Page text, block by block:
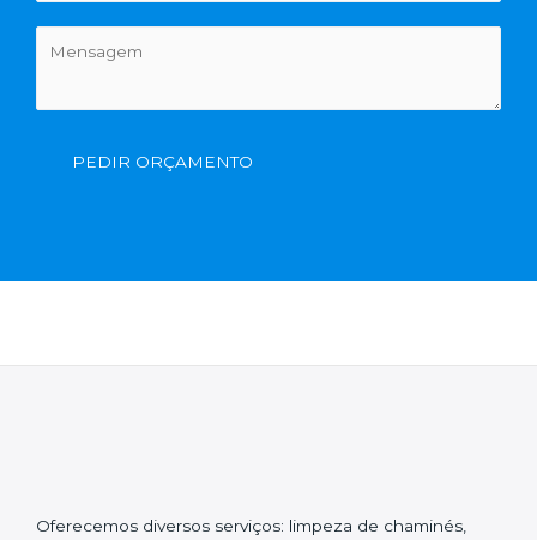
PEDIR ORÇAMENTO
Oferecemos diversos serviços: limpeza de chaminés,